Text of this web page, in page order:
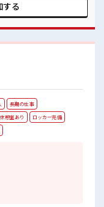
ともありますが、 残業
らしく働く≫ 明るすぎた
にチャレンジするのは不
ています！ イチからスキ
する
長期の仕事
休憩室あり
ロッカー完備